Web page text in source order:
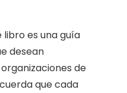
libro es una guía
desean
de
que cada